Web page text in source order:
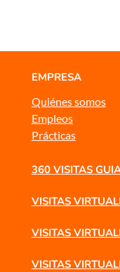
EMPRESA
Quiénes somos
Empleos
Prácticas
360 VISITAS
VISITAS
VISITAS
VISITAS